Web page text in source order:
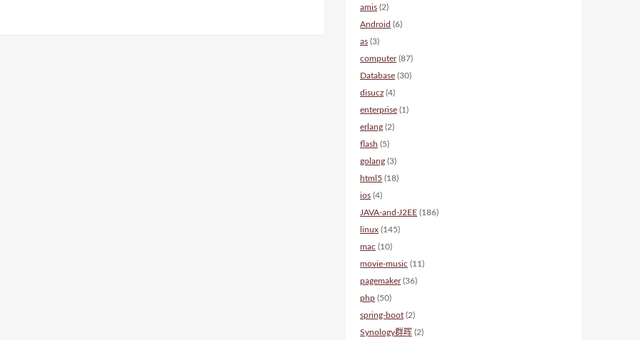
amis (2)
Android (6)
as (3)
computer(87)
Database (30)
disucz (4)
enterprise (1)
erlang (2)
flash (5)
golang (3)
html5 (18)
ios (4)
JAVA-and-J2EE (186)
linux (145)
mac (10)
movie-music (11)
pagemaker(36)
php (50)
spring-boot (2)
Synology群晖 (2)